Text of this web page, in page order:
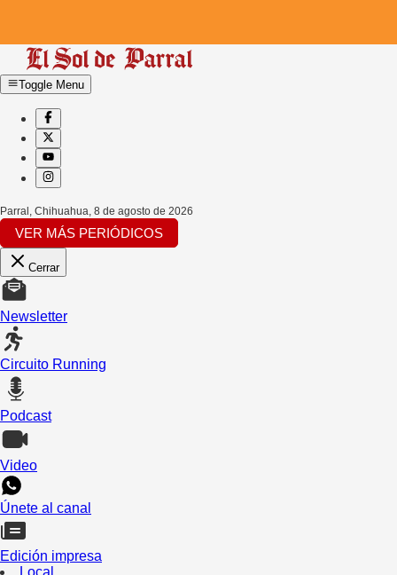
Toggle Menu
Parral, Chihuahua 8 de agosto de 2026
VER MÁS PERIÓDICOS
Cerrar
Newsletter
Circuito Running
Podcast
Video
Únete al canal
Edición impresa
Local